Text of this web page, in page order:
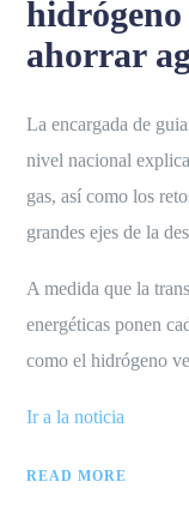
ahorrar
La encargada de
nivel nacional
gas, así como los
grandes ejes de la
A medida que la
energéticas ponen
como el hidrógeno
Ir a la noticia
READ MORE